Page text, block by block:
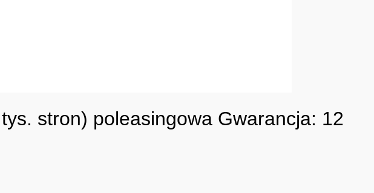
stron) poleasingowa Gwarancja: 12